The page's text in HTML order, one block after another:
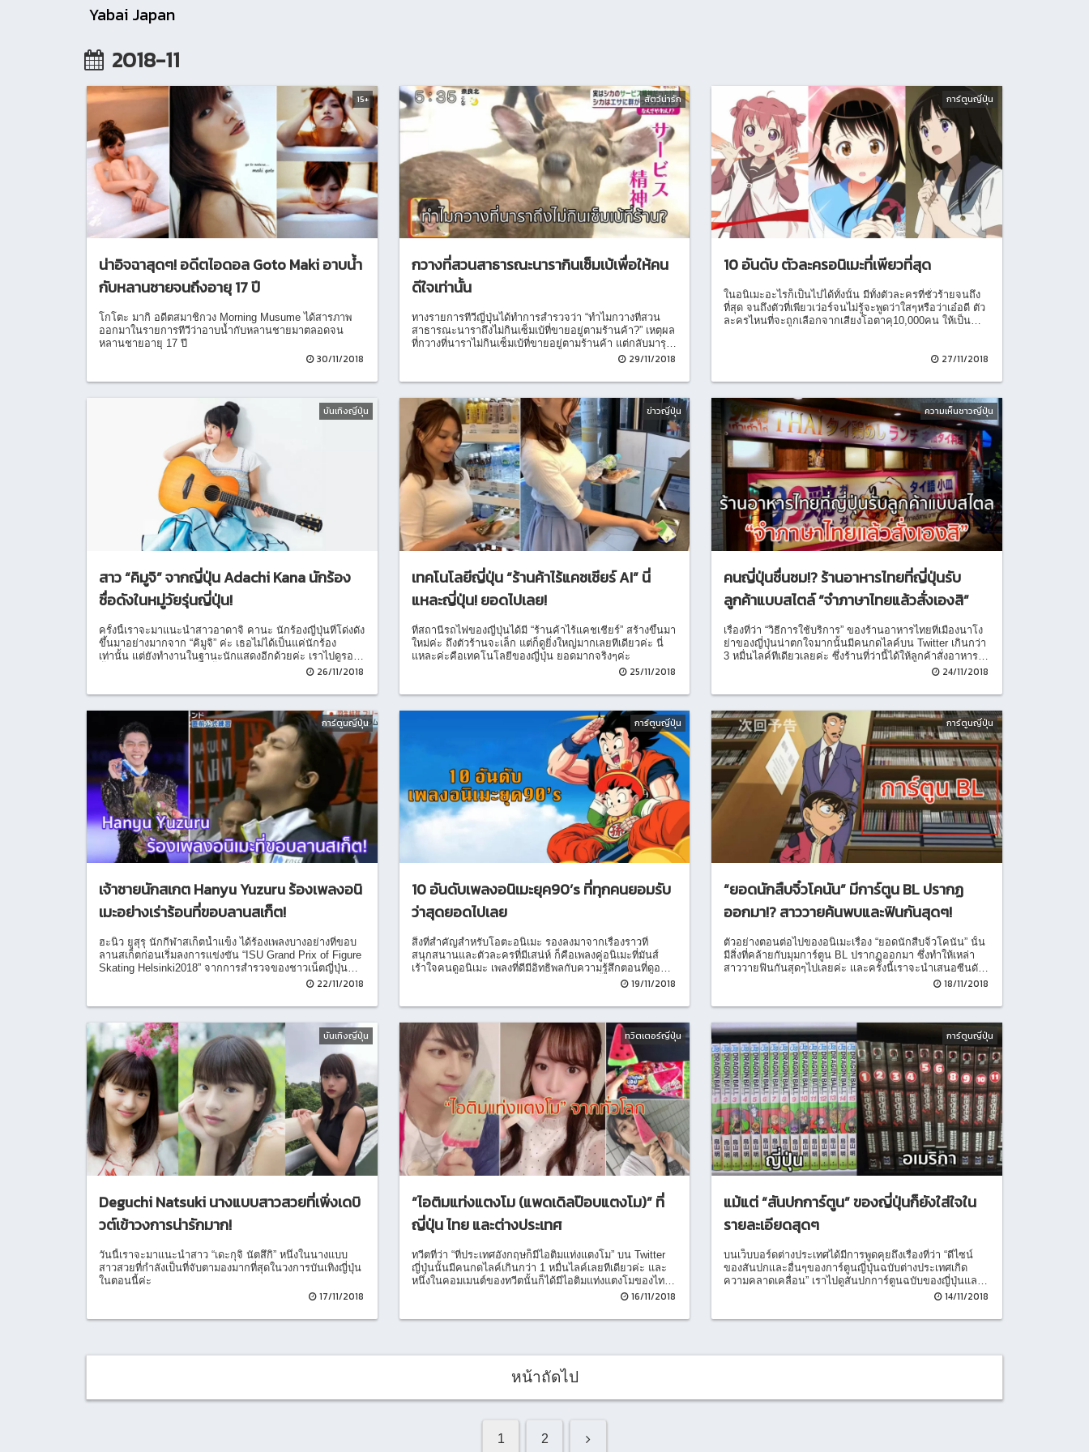
Yabai Japan
2018-11
15+
น่าอิจฉาสุดๆ! อดีตไอดอล Goto Maki อาบน้ำ
กับหลานชายจนถึงอายุ 17 ปี
โกโตะ มากิ อดีตสมาชิกวง Morning Musume ได้สารภาพ
ออกมาในรายการทีวีว่าอาบน้ำกับหลานชายมาตลอดจน
หลานชายอายุ 17 ปี
30/11/2018
สัตว์น่ารัก
กวางที่สวนสาธารณะนารากินเซ็มเบ้เพื่อให้คน
ดีใจเท่านั้น
ทางรายการทีวีญี่ปุ่นได้ทำการสำรวจว่า “ทำไมกวางที่สวน
สาธารณะนาราถึงไม่กินเซ็มเบ้ที่ขายอยู่ตามร้านค้า?” เหตุผล
ที่กวางที่นาราไม่กินเซ็มเบ้ที่ขายอยู่ตามร้านค้า แต่กลับมารุม
และเล็งกินแต่อาหารที่เหล่านักท่องเที่ยวให้ก็เพราะว่าพวกมัน
29/11/2018
การ์ตูนญี่ปุ่น
10 อันดับ ตัวละครอนิเมะที่เพียวที่สุด
ในอนิเมะอะไรก็เป็นไปได้ทั้งนั้น มีทั้งตัวละครที่ชั่วร้ายจนถึง
ที่สุด จนถึงตัวที่เพียวเว่อร์จนไม่รู้จะพูดว่าใสๆหรือว่าเอ๋อดี ตัว
ละครไหนที่จะถูกเลือกจากเสียงโอตาคุ10,000คน ให้เป็น
27/11/2018
บันเทิงญี่ปุ่น
สาว “คิมูจิ” จากญี่ปุ่น Adachi Kana นักร้อง
ชื่อดังในหมู่วัยรุ่นญี่ปุ่น!
ครั้งนี้เราจะมาแนะนำสาวอาดาจิ คานะ นักร้องญี่ปุ่นที่โด่งดัง
ขึ้นมาอย่างมากจาก “คิมูจิ” ค่ะ เธอไม่ได้เป็นแค่นักร้อง
เท่านั้น แต่ยังทำงานในฐานะนักแสดงอีกด้วยค่ะ เราไปดูรอย
26/11/2018
ข่าวญี่ปุ่น
เทคโนโลยีญี่ปุ่น “ร้านค้าไร้แคชเชียร์ AI” นี่
แหละญี่ปุ่น! ยอดไปเลย!
ที่สถานีรถไฟของญี่ปุ่นได้มี “ร้านค้าไร้แคชเชียร์” สร้างขึ้นมา
ใหม่ค่ะ ถึงตัวร้านจะเล็ก แต่ก็ดูยิ่งใหญ่มากเลยทีเดียวค่ะ นี่
แหละค่ะคือเทคโนโลยีของญี่ปุ่น ยอดมากจริงๆค่ะ
25/11/2018
ความเห็นชาวญี่ปุ่น
คนญี่ปุ่นชื่นชม!? ร้านอาหารไทยที่ญี่ปุ่นรับ
ลูกค้าแบบสไตล์ “จำภาษาไทยแล้วสั่งเองสิ”
เรื่องที่ว่า “วิธีการใช้บริการ” ของร้านอาหารไทยที่เมืองนาโง
ย่าของญี่ปุ่นน่าตกใจมากนั้นมีคนกดไลค์บน Twitter เกินกว่า
3 หมื่นไลค์ทีเดียวเลยค่ะ ซึ่งร้านที่ว่านี้ได้ให้ลูกค้าสั่งอาหาร
24/11/2018
การ์ตูนญี่ปุ่น
เจ้าชายนักสเกต Hanyu Yuzuru ร้องเพลงอนิ
เมะอย่างเร่าร้อนที่ขอบลานสเก็ต!
ฮะนิว ยูสุรุ นักกีฬาสเก็ตน้ำแข็ง ได้ร้องเพลงบางอย่างที่ขอบ
ลานสเก็ตก่อนเริ่มลงการแข่งขัน “ISU Grand Prix of Figure
Skating Helsinki2018” จากการสำรวจของชาวเน็ตญี่ปุ่น
22/11/2018
การ์ตูนญี่ปุ่น
10 อันดับเพลงอนิเมะยุค90’s ที่ทุกคนยอมรับ
ว่าสุดยอดไปเลย
สิ่งที่สำคัญสำหรับโอตะอนิเมะ รองลงมาจากเรื่องราวที่
สนุกสนานและตัวละครที่มีเสน่ห์ ก็คือเพลงคู่อนิเมะที่มันส์
เร้าใจคนดูอนิเมะ เพลงที่ดีมีอิทธิพลกับความรู้สึกตอนที่ดูอนิ
เมะอย่างมากเลยทีเดียว สิ่งที่จะนำเสนอวันนี้คือ “10อันดับ
ญี่ปุ่น500คน
19/11/2018
การ์ตูนญี่ปุ่น
“ยอดนักสืบจิ๋วโคนัน” มีการ์ตูน BL ปรากฏ
ออกมา!? สาววายค้นพบและฟินกันสุดๆ!
ตัวอย่างตอนต่อไปของอนิเมะเรื่อง “ยอดนักสืบจิ๋วโคนัน” นั้น
มีสิ่งที่คล้ายกับมุมการ์ตูน BL ปรากฏออกมา ซึ่งทำให้เหล่า
สาววายฟินกันสุดๆไปเลยค่ะ และครั้งนี้เราจะนำเสนอซีนดัง
18/11/2018
บันเทิงญี่ปุ่น
Deguchi Natsuki นางแบบสาวสวยที่เพิ่งเดบิ
วต์เข้าวงการน่ารักมาก!
วันนี้เราจะมาแนะนำสาว “เดะกุจิ นัตสึกิ” หนึ่งในนางแบบ
สาวสวยที่กำลังเป็นที่จับตามองมากที่สุดในวงการบันเทิงญี่ปุ่น
ในตอนนี้ค่ะ
17/11/2018
ทวิตเตอร์ญี่ปุ่น
“ไอติมแท่งแตงโม (แพดเดิลป๊อบแตงโม)” ที่
ญี่ปุ่น ไทย และต่างประเทศ
ทวีตที่ว่า “ที่ประเทศอังกฤษก็มีไอติมแท่งแตงโม” บน Twitter
ญี่ปุ่นนั้นมีคนกดไลค์เกินกว่า 1 หมื่นไลค์เลยทีเดียวค่ะ และ
หนึ่งในคอมเมนต์ของทวีตนั้นก็ได้มีไอติมแท่งแตงโมของไทย
16/11/2018
การ์ตูนญี่ปุ่น
แม้แต่ “สันปกการ์ตูน” ของญี่ปุ่นก็ยังใส่ใจใน
รายละเอียดสุดๆ
บนเว็บบอร์ดต่างประเทศได้มีการพูดคุยถึงเรื่องที่ว่า “ดีไซน์
ของสันปกและอื่นๆของการ์ตูนญี่ปุ่นฉบับต่างประเทศเกิด
ความคลาดเคลื่อน” เราไปดูสันปกการ์ตูนฉบับของญี่ปุ่นและ
14/11/2018
หน้าถัดไป
1 2